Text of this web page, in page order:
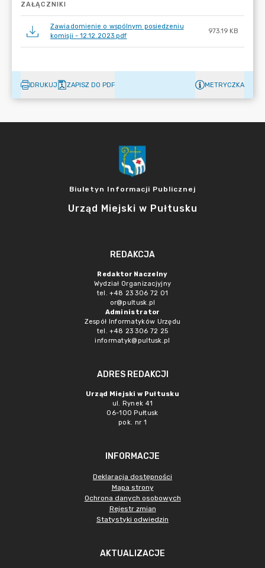
ZAŁĄCZNIKI
Zawiadomienie o wspólnym posiedzeniu
komisji - 12.12.2023.pdf
973.19 KB
DRUKUJ ZAPISZ DO PDF METRYCZKA
Biuletyn Informacji Publicznej
Urząd Miejski w Pułtusku
REDAKCJA
Redaktor Naczelny
Wydział Organizacjyjny
tel. +48 23 306 72 01
or@pultusk.pl
Administrator
Zespół Informatyków Urzędu
tel. +48 23 306 72 25
informatyk@pultusk.pl
ADRES REDAKCJI
Urząd Miejski w Pułtusku
ul. Rynek 41
06-100 Pułtusk
pok. nr 1
INFORMACJE
Deklaracja dostępności
Mapa strony
Ochrona danych osobowych
Rejestr zmian
Statystyki odwiedzin
AKTUALIZACJE